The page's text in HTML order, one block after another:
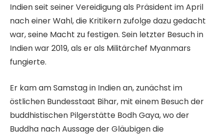
Indien seit seiner Vereidigung als Präsident im April
nach einer Wahl, die Kritikern zufolge dazu gedacht
war, seine Macht zu festigen. Sein letzter Besuch in
Indien war 2019, als er als Militärchef Myanmars
fungierte.
Er kam am Samstag in Indien an, zunächst im
östlichen Bundesstaat Bihar, mit einem Besuch der
buddhistischen Pilgerstätte Bodh Gaya, wo der
Buddha nach Aussage der Gläubigen die